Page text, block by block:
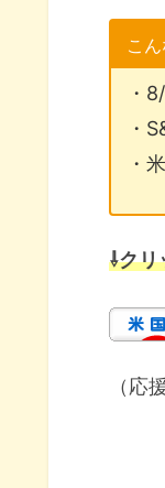
こ
・
・
・
⇩クリ
（応